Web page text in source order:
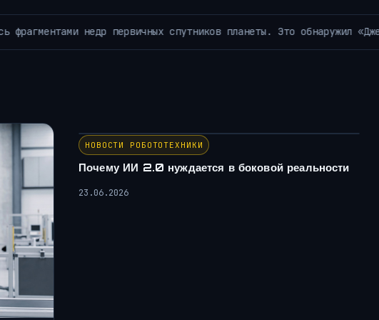
АРХИВ РУБРИКИ ~ЛЕНТА НОВОСТЕЙ~ Китай — это главный
НОВОСТИ РОБОТОТЕХНИКИ
Почему ИИ 2.0 нуждается в боковой реальности
23.06.2026